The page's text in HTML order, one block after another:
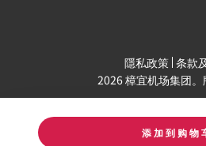
添加到购物
隱私政策 条款
2026 樟宜机场集团。